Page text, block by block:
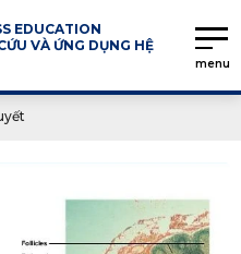
EDUCATION
VÀ ỨNG DỤNG HỆ
menu